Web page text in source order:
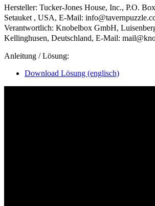
Hersteller: Tucker-Jones House, Inc., P.O.
Setauket , USA, E-Mail:
Verantwortlich: Knobelbox GmbH,
Kellinghusen, Deutschland, E-Mail:
Anleitung / Lösung:
Download Lösung (englisch)